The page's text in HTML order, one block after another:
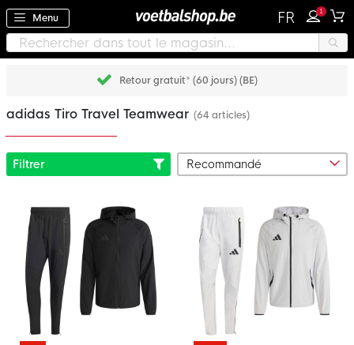
Menu FR 1
Retour gratuit* (60 jours) (BE)
adidas Tiro Travel Teamwear (64 articles)
Filtrer